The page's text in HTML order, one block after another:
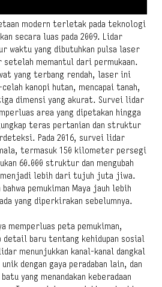
modern terletak pada teknologi
secara luas pada 2009. Lidar
waktu yang dibutuhkan pulsa laser
setelah memantul dari permukaan.
yang terbang rendah, laser ini
celah kanopi hutan, mencapai tanah,
dimensi yang akurat. Survei lidar
area yang dipetakan hingga
teras pertanian dan struktur
Pada 2016, survei lidar
termasuk 150 kilometer persegi
60.000 struktur dan mengubah
menjadi lebih dari tujuh juta jiwa.
pemukiman Maya jauh lebih
yang diperkirakan sebelumnya.
memperluas peta pemukiman,
detail baru tentang kehidupan sosial
menunjukkan kanal-kanal dangkal
dengan gaya peradaban lain, dan
yang menandakan keberadaan